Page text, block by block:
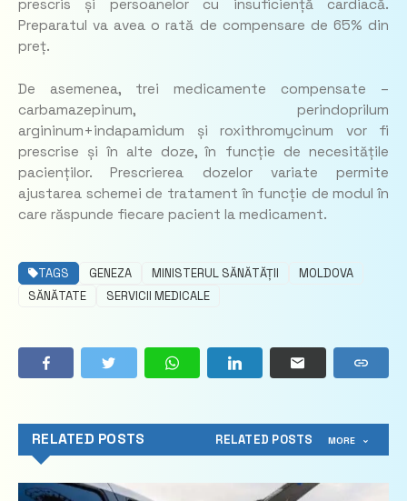
prescris și persoanelor cu insuficiență cardiacă.
Preparatul va avea o rată de compensare de 65% din
preț.
De asemenea, trei medicamente compensate –
carbamazepinum, perindoprilum
argininum+indapamidum și roxithromycinum vor fi
prescrise și în alte doze, în funcție de necesitățile
pacienților. Prescrierea dozelor variate permite
ajustarea schemei de tratament în funcție de modul în
care răspunde fiecare pacient la medicament.
TAGS GENEZA MINISTERUL SĂNĂTĂȚII
MOLDOVA
SĂNĂTATE
SERVICII MEDICALE
RELATED POSTS RELATED POSTS MORE